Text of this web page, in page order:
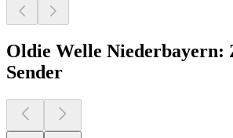
Oldie Welle Niederbayern:
Sender